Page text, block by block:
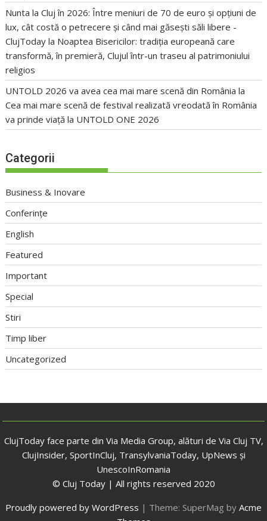
Nunta la Cluj în 2026: Între meniuri de 70 de euro și opțiuni de
lux, cât costă o petrecere și când mai găsești săli libere -
ClujToday la Noaptea Bisericilor: tradiția europeană care
transformă, în premieră, Clujul într-un traseu al patrimoniului
religios
UNTOLD 2026 va avea cea mai mare scenă din România la
Cea mai mare scenă de festival realizată vreodată în România
va prinde viață la UNTOLD ONE 2026
Categorii
Business & Inovare
Conferințe
English
Featured
Important
Special
Stiri
Timp liber
Uncategorized
ClujToday face parte din Via Media Group, alături de Via Cluj TV,
ClujInsider, SportInCluj, TransylvaniaToday, UpNews și
UnescoInRomania
© Cluj Today | All rights reserved 2020
Proudly powered by WordPress | Theme: SuperMag by Acme